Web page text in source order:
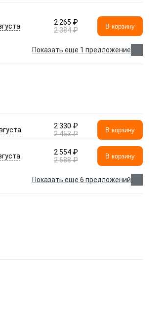
2 265 ₽
2 384 ₽
В корзину
Показать еще 1 предложение
2 330 ₽
2 453 ₽
В корзину
2 554 ₽
2 688 ₽
В корзину
Показать еще 6 предложений